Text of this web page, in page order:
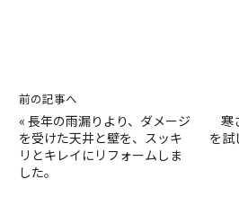
前の記事へ
« 長年の雨漏りより、ダメージ
を受けた天井と壁を、スッキ
リとキレイにリフォームしま
した。
寒
を試